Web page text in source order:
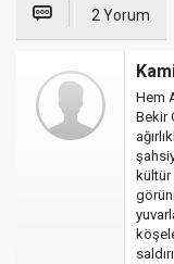
2 Yorum
Hem
Bekir